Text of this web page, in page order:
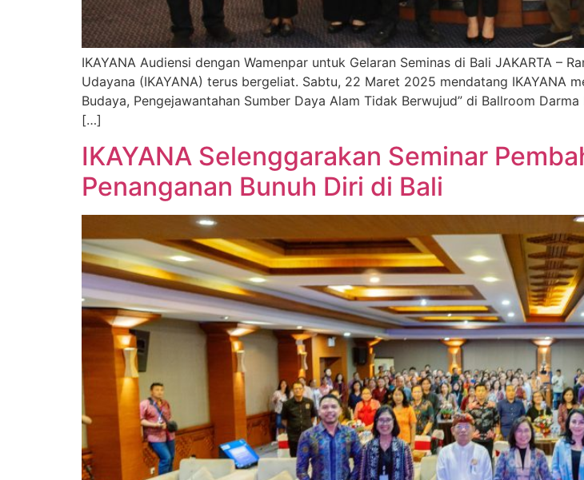
IKAYANA Audiensi dengan Wamenpar untuk Gelaran Seminas di Bali JAKARTA –
Udayana (IKAYANA) terus bergeliat. Sabtu, 22 Maret 2025 mendatang IKAYANA
Budaya, Pengejawantahan Sumber Daya Alam Tidak Berwujud” di Ballroom
[…]
IKAYANA Selenggarakan Seminar
Penanganan Bunuh Diri di Bali